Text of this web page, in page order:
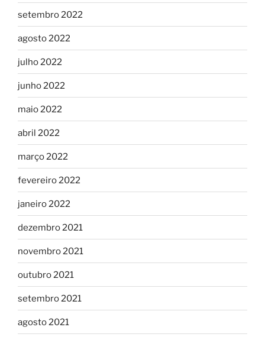
setembro 2022
agosto 2022
julho 2022
junho 2022
maio 2022
abril 2022
março 2022
fevereiro 2022
janeiro 2022
dezembro 2021
novembro 2021
outubro 2021
setembro 2021
agosto 2021